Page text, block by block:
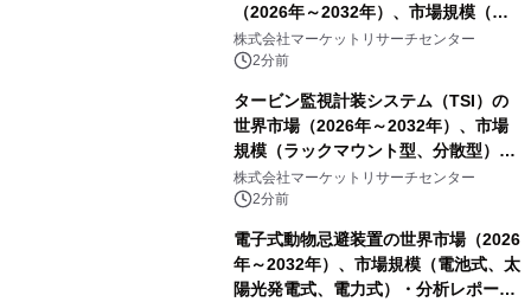
（2026年～2032年）、市場規模（後
輪駆動、前輪操舵）・分析レポートを
発表
株式会社マーケットリサーチセンター
2分前
タービン監視計装システム（TSI）の
世界市場（2026年～2032年）、市場
規模（ラックマウント型、分散型）・
分析レポートを発表
株式会社マーケットリサーチセンター
2分前
電子式動物忌避装置の世界市場（2026
年～2032年）、市場規模（電池式、太
陽光発電式、電力式）・分析レポート